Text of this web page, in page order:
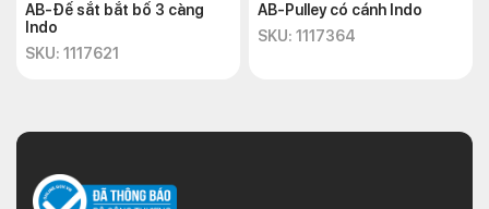
AB-Đế sắt bắt bố 3 càng
Indo
SKU: 1117621
AB-Pulley có cánh Indo
SKU: 1117364